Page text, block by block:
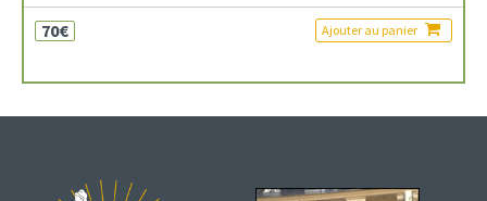
70€ Ajouter au panier